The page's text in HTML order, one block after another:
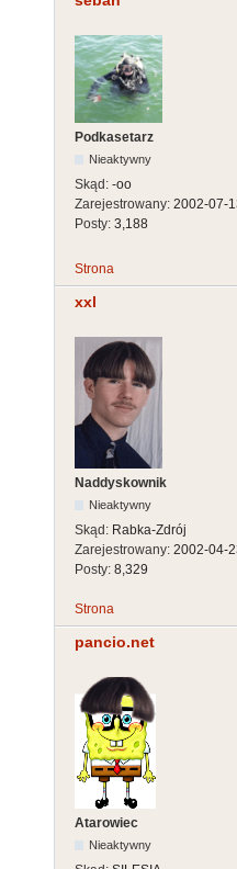
Podkasetarz
Nieaktywny
Skąd: -oo
Zarejestrowany: 2002-07-
Posty: 3,188
Strona
xxl
Naddyskownik
Nieaktywny
Skąd: Rabka-Zdrój
Zarejestrowany: 2002-04-
Posty: 8,329
Strona
pancio.net
Atarowiec
Nieaktywny